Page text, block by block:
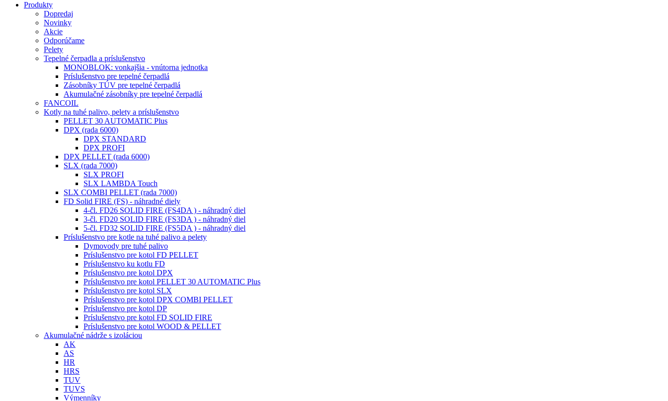
Produkty
Dopredaj
Novinky
Akcie
Odporúčame
Pelety
Tepelné čerpadla a príslušenstvo
MONOBLOK: vonkajšia - vnútorna jednotka
Príslušenstvo pre tepelné čerpadlá
Zásobníky TÚV pre tepelné čerpadlá
Akumulačné zásobníky pre tepelné čerpadlá
FANCOIL
Kotly na tuhé palivo, pelety a príslušenstvo
PELLET 30 AUTOMATIC Plus
DPX (rada 6000)
DPX STANDARD
DPX PROFI
DPX PELLET (rada 6000)
SLX (rada 7000)
SLX PROFI
SLX LAMBDA Touch
SLX COMBI PELLET (rada 7000)
FD Solid FIRE (FS) - náhradné diely
4-čl. FD26 SOLID FIRE (FS4DA ) - náhradný diel
3-čl. FD20 SOLID FIRE (FS3DA ) - náhradný diel
5-čl. FD32 SOLID FIRE (FS5DA ) - náhradný diel
Príslušenstvo pre kotle na tuhé palivo a pelety
Dymovody pre tuhé palivo
Príslušenstvo pre kotol FD PELLET
Príslušenstvo ku kotlu FD
Príslušenstvo pre kotol DPX
Príslušenstvo pre kotol PELLET 30 AUTOMATIC Plus
Príslušenstvo pre kotol SLX
Príslušenstvo pre kotol DPX COMBI PELLET
Príslušenstvo pre kotol DP
Príslušenstvo pre kotol FD SOLID FIRE
Príslušenstvo pre kotol WOOD & PELLET
Akumulačné nádrže s izoláciou
AK
AS
HR
HRS
TUV
TUVS
Výmenníky